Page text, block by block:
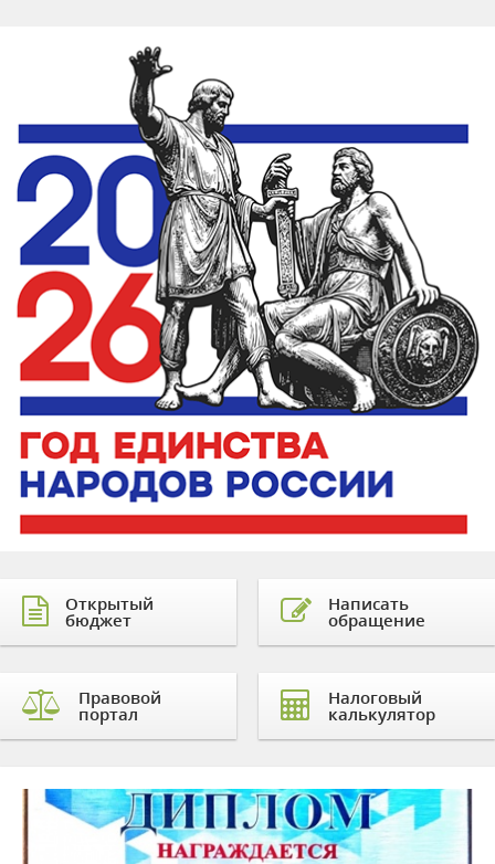
Открытый
бюджет
Правовой
портал
Написать
обращение
Налоговый
калькулятор